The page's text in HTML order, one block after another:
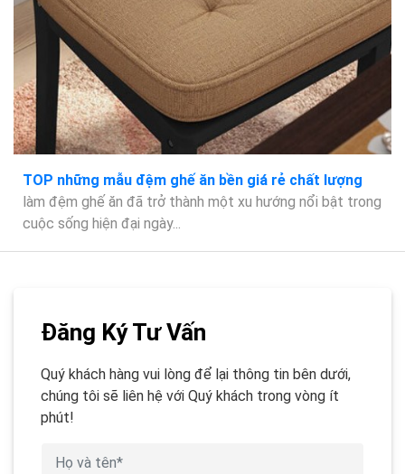
TOP những mẫu đệm ghế ăn bền giá rẻ chất lượng
làm đệm ghế ăn đã trở thành một xu hướng nổi bật trong
cuộc sống hiện đại ngày...
Đăng Ký Tư Vấn
Quý khách hàng vui lòng để lại thông tin bên dưới,
chúng tôi sẽ liên hệ với Quý khách trong vòng ít
phút!